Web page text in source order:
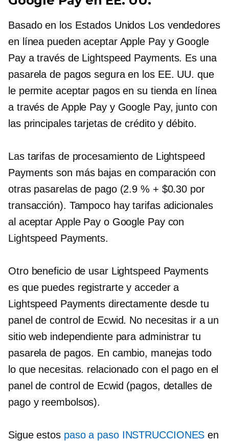
Basado en los Estados Unidos Los vendedores
en línea pueden aceptar Apple Pay y Google
Pay a través de Lightspeed Payments. Es una
pasarela de pagos segura en los EE. UU. que
le permite aceptar pagos en su tienda en línea
a través de Apple Pay y Google Pay, junto con
las principales tarjetas de crédito y débito.
Las tarifas de procesamiento de Lightspeed
Payments son más bajas en comparación con
otras pasarelas de pago (2.9 % + $0.30 por
transacción). Tampoco hay tarifas adicionales
al aceptar Apple Pay o Google Pay con
Lightspeed Payments.
Otro beneficio de usar Lightspeed Payments
es que puedes registrarte y acceder a
Lightspeed Payments directamente desde tu
panel de control de Ecwid. No necesitas ir a un
sitio web independiente para administrar tu
pasarela de pagos. En cambio, manejas todo
lo que necesitas. relacionado con el pagoen el
panel de control de Ecwid (pagos, detalles de
pago y reembolsos).
Sigue estos paso a pasoINSTRUCCIONES en